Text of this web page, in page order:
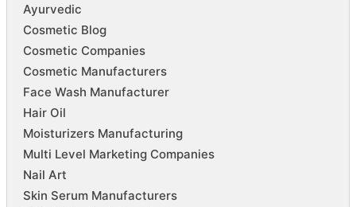
Ayurvedic
Cosmetic Blog
Cosmetic Companies
Cosmetic Manufacturers
Face Wash Manufacturer
Hair Oil
Moisturizers Manufacturing
Multi Level Marketing Companies
Nail Art
Skin Serum Manufacturers